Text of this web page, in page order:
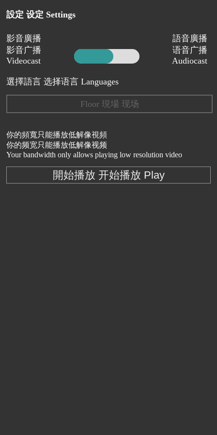
設定 设定 Settings
影音廣播
影音广播
Videocast
語音廣播
语音广播
Audiocast
選擇語言 选择语言 Languages
Floor 現場 现场
你的頻寬只能播放低解像視頻
你的频宽只能播放低解像视频
Your bandwidth only allows playing low resolution video
開始播放 开始播放 Play